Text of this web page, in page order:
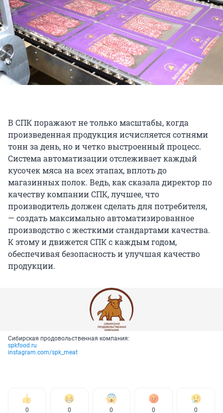
В СПК поражают не только масштабы, когда
произведенная продукция исчисляется сотнями
тонн за день, но и четко выстроенный процесс.
Система автоматизации отслеживает каждый
кусочек мяса на всех этапах, вплоть до
магазинных полок. Ведь, как сказала директор по
качеству компании СПК, лучшее, что
производитель должен сделать для потребителя,
— создать максимально автоматизированное
производство с жесткими стандартами качества.
К этому и движется СПК с каждым годом,
обеспечивая безопасность и улучшая качество
продукции.
Сибирская продовольственная компания:
spkfood.ru
instagram.com/spk_meat
0 0 0 0 0